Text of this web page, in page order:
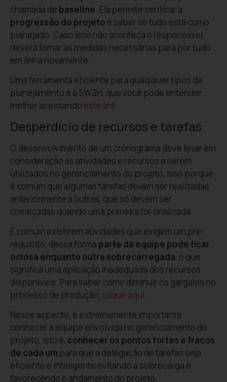
chamada de baseline. Ela permite verificar a
progressão do projeto e saber se tudo está como
planejado. Caso isso não aconteça o responsável
deverá tomar as medidas necessárias para por tudo
em linha novamente.
Uma ferramenta eficiente para quaisquer tipos de
planejamento é a 5W2H, que você pode entender
melhor acessando este link.
Desperdício de recursos e tarefas
O desenvolvimento de um cronograma deve levar em
consideração as atividades e recursos a serem
utilizados no gerenciamento do projeto, isso porque
é comum que algumas tarefas devam ser realizadas
anteriormente a outras, que só devem ser
começadas quando uma primeira for finalizada.
É comum existirem atividades que exigem um pré-
requisito, dessa forma parte da equipe pode ficar
ociosa enquanto outra sobrecarregada, o que
significa uma aplicação inadequada dos recursos
disponíveis. Para saber como diminuir os gargalos no
processo de produção, clique aqui.
Nesse aspecto, é extremamente importante
conhecer a equipe envolvida no gerenciamento do
projeto, isto é, conhecer os pontos fortes e fracos
de cada um para que a delegação de tarefas seja
eficiente e inteligente evitando a sobrecarga e
favorecendo o andamento do projeto.